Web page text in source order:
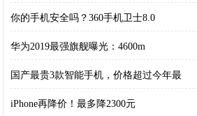
你的手机安全吗？360手机卫士8.0
华为2019最强旗舰曝光：4600m
国产最贵3款智能手机，价格超过今年最
iPhone再降价！最多降2300元